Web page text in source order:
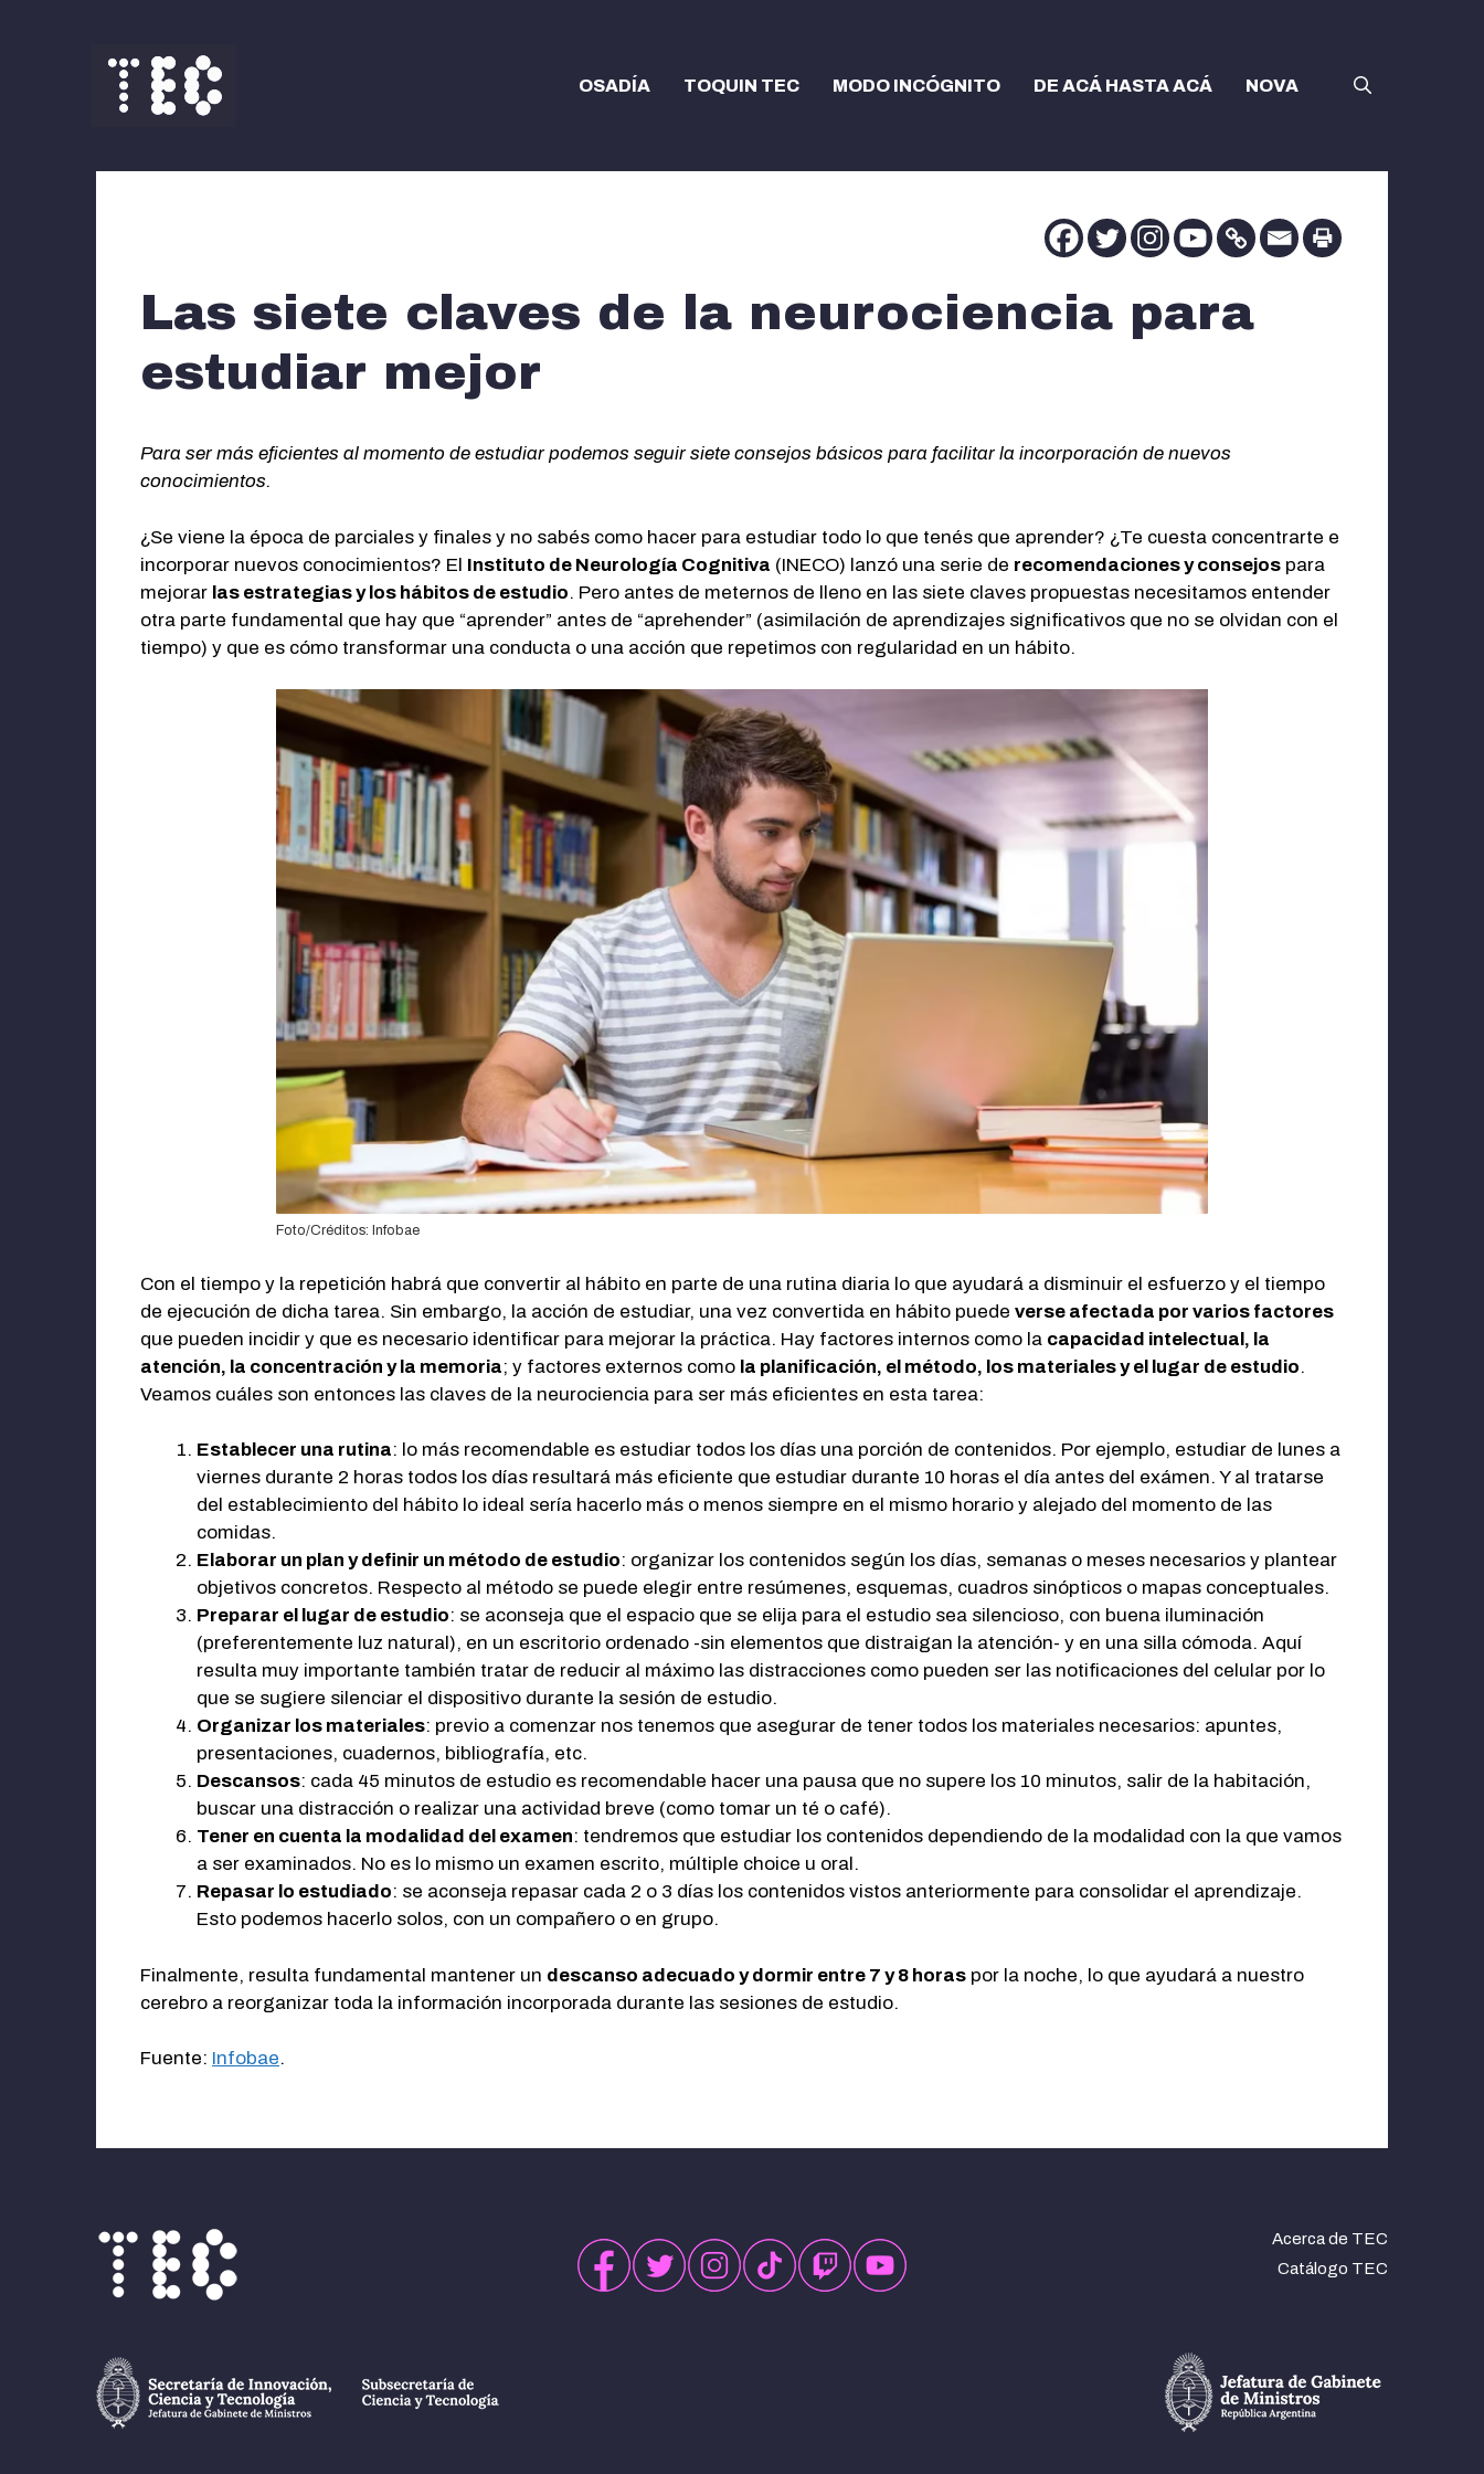
OSADÍA TOQUIN TEC MODO INCÓGNITO DE ACÁ HASTA ACÁ NOVA
Las siete claves de la neurociencia para
estudiar mejor
Para ser más eficientes al momento de estudiar podemos seguir siete consejos básicos para facilitar la incorporación de nuevos
conocimientos.
¿Se viene la época de parciales y finales y no sabés como hacer para estudiar todo lo que tenés que aprender? ¿Te cuesta concentrarte e
incorporar nuevos conocimientos? El Instituto de Neurología Cognitiva (INECO) lanzó una serie de recomendaciones y consejos para
mejorar las estrategias y los hábitos de estudio. Pero antes de meternos de lleno en las siete claves propuestas necesitamos entender
otra parte fundamental que hay que “aprender” antes de “aprehender” (asimilación de aprendizajes significativos que no se olvidan con el
tiempo) y que es cómo transformar una conducta o una acción que repetimos con regularidad en un hábito.
Foto/Créditos: Infobae
Con el tiempo y la repetición habrá que convertir al hábito en parte de una rutina diaria lo que ayudará a disminuir el esfuerzo y el tiempo
de ejecución de dicha tarea. Sin embargo, la acción de estudiar, una vez convertida en hábito puede verse afectada por varios factores
que pueden incidir y que es necesario identificar para mejorar la práctica. Hay factores internos como la capacidad intelectual, la
atención, la concentración y la memoria; y factores externos como la planificación, el método, los materiales y el lugar de estudio.
Veamos cuáles son entonces las claves de la neurociencia para ser más eficientes en esta tarea:
Establecer una rutina: lo más recomendable es estudiar todos los días una porción de contenidos. Por ejemplo, estudiar de lunes a
viernes durante 2 horas todos los días resultará más eficiente que estudiar durante 10 horas el día antes del exámen. Y al tratarse
del establecimiento del hábito lo ideal sería hacerlo más o menos siempre en el mismo horario y alejado del momento de las
comidas.
Elaborar un plan y definir un método de estudio: organizar los contenidos según los días, semanas o meses necesarios y plantear
objetivos concretos. Respecto al método se puede elegir entre resúmenes, esquemas, cuadros sinópticos o mapas conceptuales.
Preparar el lugar de estudio: se aconseja que el espacio que se elija para el estudio sea silencioso, con buena iluminación
(preferentemente luz natural), en un escritorio ordenado -sin elementos que distraigan la atención- y en una silla cómoda. Aquí
resulta muy importante también tratar de reducir al máximo las distracciones como pueden ser las notificaciones del celular por lo
que se sugiere silenciar el dispositivo durante la sesión de estudio.
Organizar los materiales: previo a comenzar nos tenemos que asegurar de tener todos los materiales necesarios: apuntes,
presentaciones, cuadernos, bibliografía, etc.
Descansos: cada 45 minutos de estudio es recomendable hacer una pausa que no supere los 10 minutos, salir de la habitación,
buscar una distracción o realizar una actividad breve (como tomar un té o café).
Tener en cuenta la modalidad del examen: tendremos que estudiar los contenidos dependiendo de la modalidad con la que vamos
a ser examinados. No es lo mismo un examen escrito, múltiple choice u oral.
Repasar lo estudiado: se aconseja repasar cada 2 o 3 días los contenidos vistos anteriormente para consolidar el aprendizaje.
Esto podemos hacerlo solos, con un compañero o en grupo.
Finalmente, resulta fundamental mantener un descanso adecuado y dormir entre 7 y 8 horas por la noche, lo que ayudará a nuestro
cerebro a reorganizar toda la información incorporada durante las sesiones de estudio.
Fuente: Infobae.
Acerca de TEC
Catálogo TEC